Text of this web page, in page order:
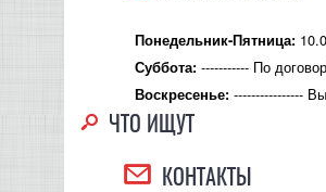
Понедельник-Пятница:
Суббота: ----------- По
Воскресенье: ----------------
ЧТО ИЩУТ
КОНТАКТЫ